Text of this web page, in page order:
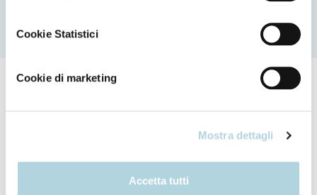
Cookie Statistici
Cookie di marketing
Mostra dettagli
Accetta tutti